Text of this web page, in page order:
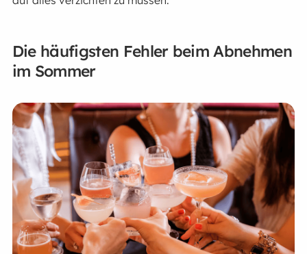
Die häufigsten Fehler beim Abnehmen
im Sommer